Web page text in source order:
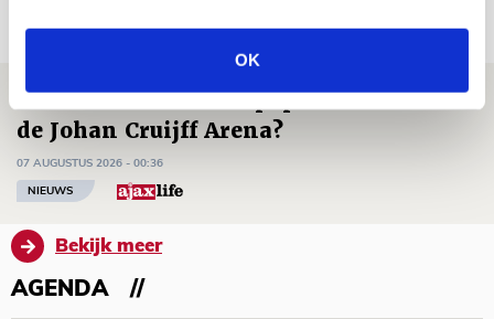
OK
NIEUWS
Is dit de laatste wallpaper van Godts in
de Johan Cruijff Arena?
07 AUGUSTUS 2026 - 00:36
NIEUWS
Bekijk meer
AGENDA